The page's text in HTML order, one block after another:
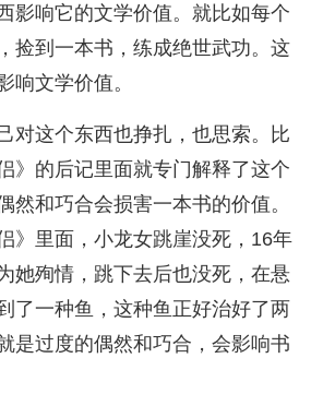
影响它的文学价值。就比如每个
捡到一本书，练成绝世武功。这
响文学价值。
对这个东西也挣扎，也思索。比
》的后记里面就专门解释了这个
然和巧合会损害一本书的价值。
》里面，小龙女跳崖没死，16年
她殉情，跳下去后也没死，在悬
了一种鱼，这种鱼正好治好了两
是过度的偶然和巧合，会影响书